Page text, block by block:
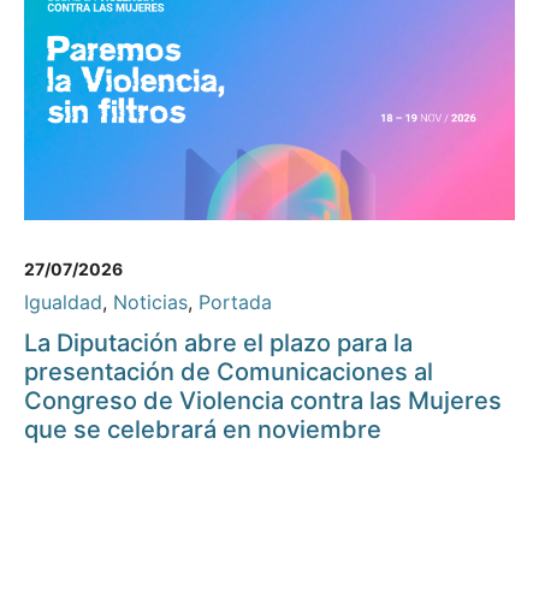
27/07/2026
Igualdad, Noticias, Portada
La Diputación abre el plazo para la
presentación de Comunicaciones al
Congreso de Violencia contra las Mujeres
que se celebrará en noviembre